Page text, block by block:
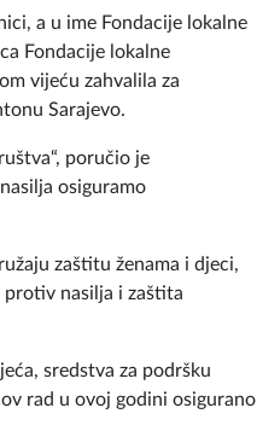
a u ime Fondacije lokalne
Fondacije lokalne
vijeću zahvalila za
Sarajevo.
poručio je
osiguramo
zaštitu ženama i djeci,
nasilja i zaštita
sredstva za podršku
rad u ovoj godini osigurano